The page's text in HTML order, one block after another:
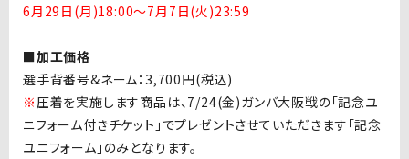
6月29日(月)18:00〜7月7日(火)23:59
■加工価格
選手背番号&ネーム：3,700円(税込)
※ 圧着を実施します商品は、7/24(金)ガンバ大阪戦の「記念ユ
ニフォーム付きチケット」でプレゼントさせていただきます「記念
ユニフォーム」のみとなります。